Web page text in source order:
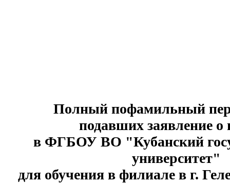
Полный пофамильный
подавших заявление о
в ФГБОУ ВО "Кубанский
университет"
для обучения в филиале в г.